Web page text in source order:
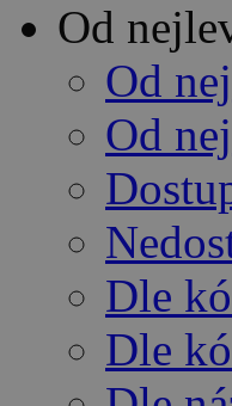
Od
Od
Od
Dle
Dle